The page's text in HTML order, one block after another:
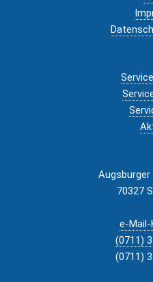
Augsburger
70327
e-
(0711)
(0711)